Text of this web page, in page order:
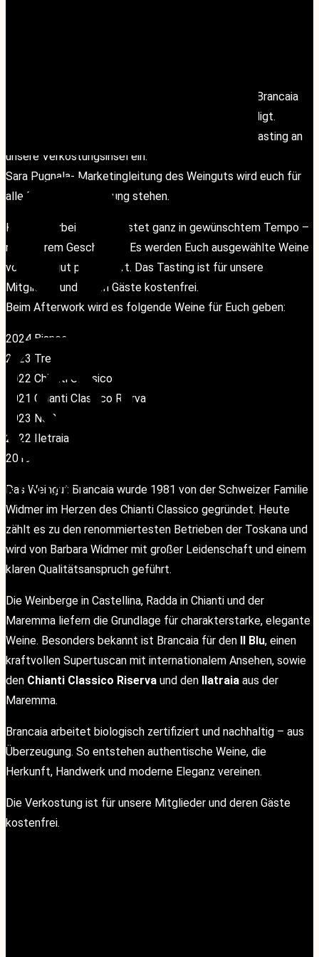
KONTAKT
KONTAKT
Am heutigen Donnerstag den, 04.09.2025 hat sich Brancaia
aus der Toskana bei uns in der wineBANK angekündigt.
Von 17 -19 Uhr laden wir Euch zum wineMAKERS Tasting an
unsere Verkostungsinsel ein.
Sara Pugnala- Marketingleitung des Weinguts wird euch für
alle Fragen zu Verfügung stehen.
Kommt vorbei und verkostet ganz in gewünschtem Tempo –
nach Eurem Geschmack. Es werden Euch ausgewählte Weine
vom Weingut präsentiert. Das Tasting ist für unsere
Mitglieder und deren Gäste kostenfrei.
Beim Afterwork wird es folgende Weine für Euch geben:
2024 Bianco
2023 Tre
2022 Chianti Classico
2021 Chianti Classico Rierva
2023 No.2
2022 Iletraia
2019 Il Blue
Das Weingut Brancaia wurde 1981 von der Schweizer Familie
Widmer im Herzen des Chianti Classico gegründet. Heute
zählt es zu den renommiertesten Betrieben der Toskana und
wird von Barbara Widmer mit großer Leidenschaft und einem
klaren Qualitätsanspruch geführt.
Die Weinberge in Castellina, Radda in Chianti und der
Maremma liefern die Grundlage für charakterstarke, elegante
Weine. Besonders bekannt ist Brancaia für den Il Blu, einen
kraftvollen Supertuscan mit internationalem Ansehen, sowie
den Chianti Classico Riserva und den Ilatraia aus der
Maremma.
Brancaia arbeitet biologisch zertifiziert und nachhaltig – aus
Überzeugung. So entstehen authentische Weine, die
Herkunft, Handwerk und moderne Eleganz vereinen.
Die Verkostung ist für unsere Mitglieder und deren Gäste
kostenfrei.